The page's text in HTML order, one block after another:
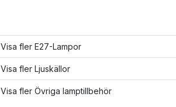
Visa fler E27-Lampor
Visa fler Ljuskällor
Visa fler Övriga lamptillbehör